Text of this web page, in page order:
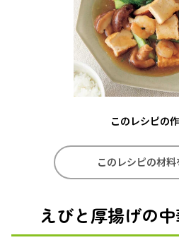
このレシピの
このレシピの材料
えびと厚揚げの